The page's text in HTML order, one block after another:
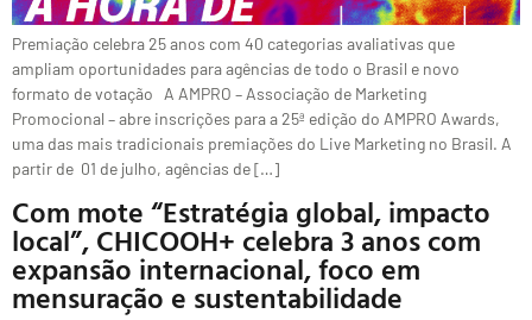
Premiação celebra 25 anos com 40 categorias avaliativas que
ampliam oportunidades para agências de todo o Brasil e novo
formato de votação A AMPRO – Associação de Marketing
Promocional – abre inscrições para a 25ª edição do AMPRO Awards,
uma das mais tradicionais premiações do Live Marketing no Brasil. A
partir de 01 de julho, agências de […]
Com mote “Estratégia global, impacto
local”, CHICOOH+ celebra 3 anos com
expansão internacional, foco em
mensuração e sustentabilidade